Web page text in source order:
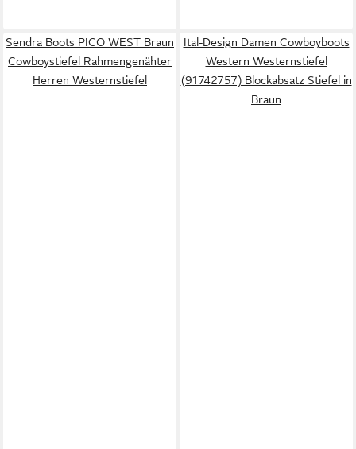
Sendra Boots PICO WEST Braun
Cowboystiefel Rahmengenähter
Herren Westernstiefel
Ital-Design Damen Cowboyboots
Western Westernstiefel
(91742757) Blockabsatz Stiefel in
Braun